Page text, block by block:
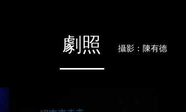
劇照 攝影：陳有德